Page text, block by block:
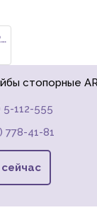
Шайбы стопорные ART 88126 с на
стопорные
5-112-555
778-41-81